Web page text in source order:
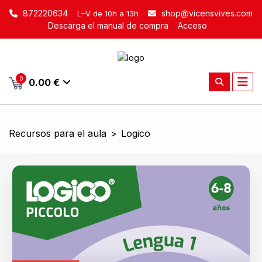
872220634 L–V de 10h a 13h
shop@vicensvives.com
Descarga el manual de compra
Acceso
0 0.00 €
Recursos para el aula > Logico